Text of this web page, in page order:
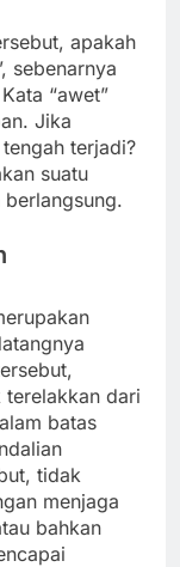
apakah
sebenarnya
“awet”
Jika
terjadi?
suatu
terelakkan dari
batas
tidak
menjaga
bahkan